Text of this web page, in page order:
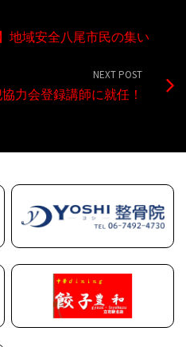
地域安全八尾市民の集い
NEXT POST
力会登録講師に就任！